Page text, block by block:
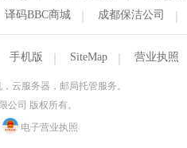
译码BBC商城 成都保洁公司
手机版 SiteMap 营业执照
云服务器，邮局托管服务。
公司 版权所有。
电子营业执照